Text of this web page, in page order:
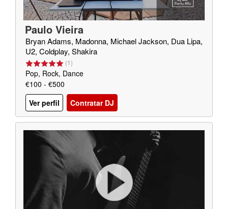
Paulo Vieira
Bryan Adams, Madonna, Michael Jackson, Dua Lipa,
U2, Coldplay, Shakira
(1)
Pop, Rock, Dance
€100 - €500
Ver perfil
Contratar DJ